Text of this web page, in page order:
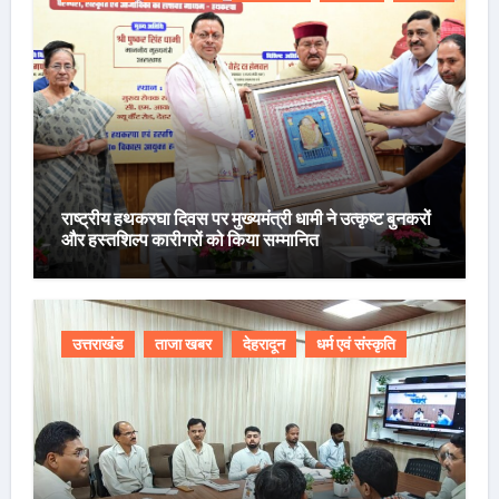
राष्ट्रीय हथकरघा दिवस पर मुख्यमंत्री धामी ने उत्कृष्ट बुनकरों
और हस्तशिल्प कारीगरों को किया सम्मानित
उत्तराखंड ताजा खबर देहरादून धर्म एवं संस्कृति